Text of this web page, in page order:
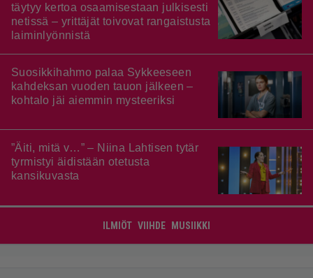
täytyy kertoa osaamisestaan julkisesti
netissä – yrittäjät toivovat rangaistusta
laiminlyönnistä
Suosikkihahmo palaa Sykkeeseen
kahdeksan vuoden tauon jälkeen –
kohtalo jäi aiemmin mysteeriksi
”Äiti, mitä v…” – Niina Lahtisen tytär
tyrmistyi äidistään otetusta
kansikuvasta
ILMIÖT VIIHDE MUSIIKKI